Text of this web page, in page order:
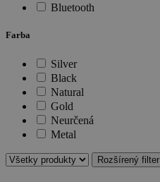
Bluetooth
Farba
Silver
Black
Natural
Gold
Neurčená
Metal
Rozšírený filter